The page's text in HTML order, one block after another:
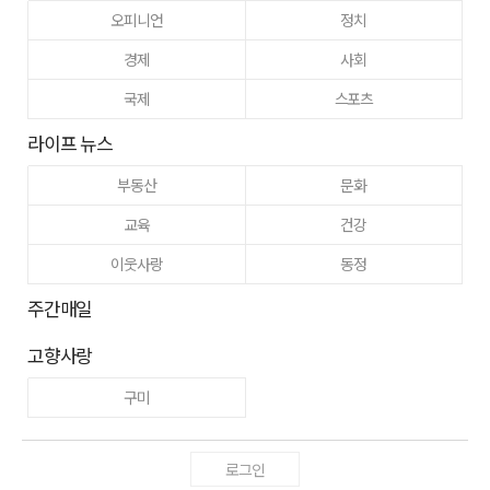
오피니언
정치
경제
사회
국제
스포츠
라이프 뉴스
부동산
문화
교육
건강
이웃사랑
동정
주간매일
고향사랑
구미
로그인